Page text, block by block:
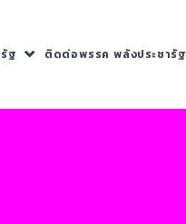
ฐ ติดต่อพรรค พลังประชารัฐ